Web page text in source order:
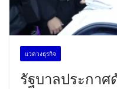
เเวดวงธุรกิจ
รัฐบาลประกา